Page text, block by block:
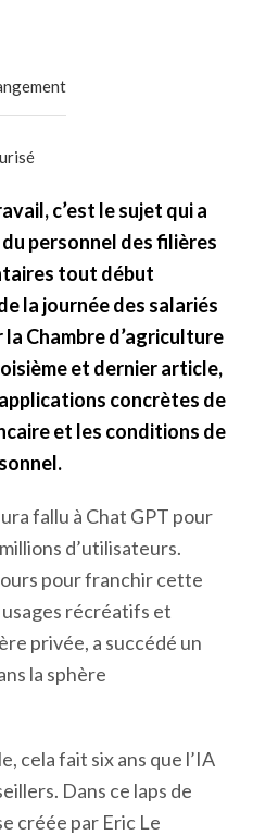
c’est le sujet qui a
personnel des filières
tout début
la journée des salariés
Chambre d’agriculture
et dernier article,
concrètes de
et les conditions de
fallu à Chat GPT pour
d’utilisateurs.
pour franchir cette
récréatifs et
privée, a succédé un
la sphère
cela fait six ans que l’IA
Dans ce laps de
créée par Eric Le